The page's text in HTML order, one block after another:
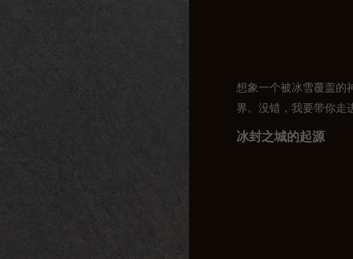
想象一个被冰雪覆盖的
界。没错，我要带你走
冰封之城的起源